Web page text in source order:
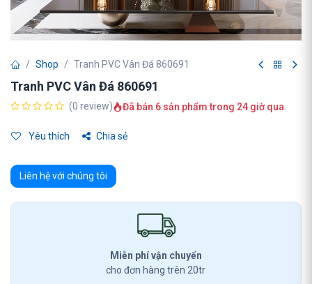
Shop Tranh PVC Vân Đá 860691
Tranh PVC Vân Đá 860691
(0 review) Đã bán 6 sản phẩm trong 24 giờ qua
Yêu thích Chia sẻ
Liên hệ với chúng tôi
Miễn phí vận chuyển
cho đơn hàng trên 20tr